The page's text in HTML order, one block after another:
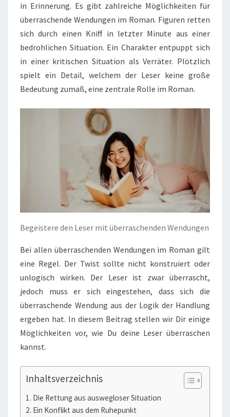
in Erinnerung. Es gibt zahlreiche Möglichkeiten für
überraschende Wendungen im Roman. Figuren retten
sich durch einen Kniff in letzter Minute aus einer
bedrohlichen Situation. Ein Charakter entpuppt sich
in einer kritischen Situation als Verräter. Plötzlich
spielt ein Detail, welchem der Leser keine große
Bedeutung zumaß, eine zentrale Rolle im Roman.
Begeistere den Leser mit überraschenden Wendungen
Bei allen überraschenden Wendungen im Roman gilt
eine Regel. Der Twist sollte nicht konstruiert oder
unlogisch wirken. Der Leser ist zwar überrascht,
jedoch muss er sich eingestehen, dass sich die
überraschende Wendung aus der Logik der Handlung
ergeben hat. In diesem Beitrag stellen wir Dir einige
Möglichkeiten vor, wie Du deine Leser überraschen
kannst.
Inhaltsverzeichnis
Die Rettung aus auswegloser Situation
Ein Konflikt aus dem Ruhepunkt